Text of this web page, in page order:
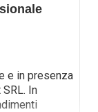
e in presenza
In